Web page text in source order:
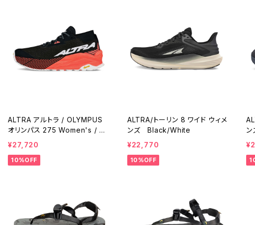
ALTRA アルトラ / OLYMPUS
オリンパス 275 Women's / C
oral/Black
¥27,720
10%OFF
ALTRA/トーリン 8 ワイド ウィメ
ンズ Black/White
¥22,770
10%OFF
ン